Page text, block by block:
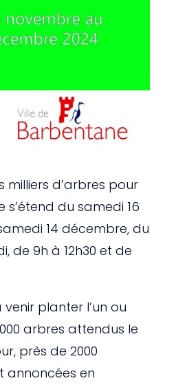
milliers d’arbres pour
du samedi 16
14 décembre, du
de 9h à 12h30 et de
venir planter l’un ou
arbres attendus le
près de 2000
annoncées en